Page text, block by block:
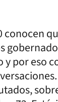
conocen
y por eso